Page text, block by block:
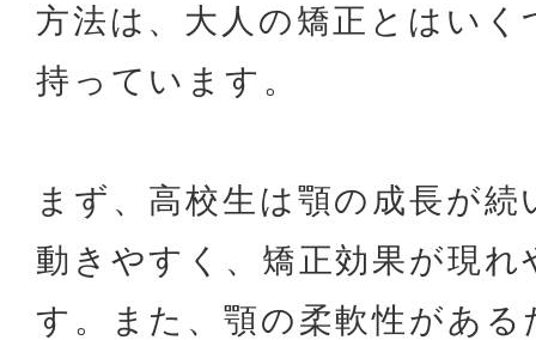
方法は、大人の矯正とはい
持っています。
まず、高校生は顎の成長が
動きやすく、矯正効果が現
す。また、顎の柔軟性があ